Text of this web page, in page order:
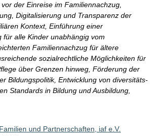
der Einreise im Familiennachzug,
Digitalisierung und Transparenz der
Kontext, Einführung einer
für alle Kinder unabhängig vom
Familiennachzug für ältere
sozialrechtliche Möglichkeiten für
über Grenzen hinweg, Förderung der
Bildungspolitik, Entwicklung von diversitäts-
Standards in Bildung und Ausbildung,
und Partnerschaften, iaf e.V.